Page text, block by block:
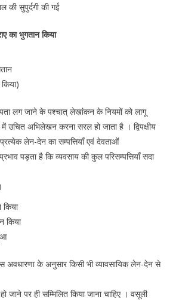
की सुपुर्दगी की गई
का भुगतान किया
लग जाने के पश्चात् लेखांकन के नियमों को लागू
उचित अभिलेखन करना सरल हो जाता है । द्विपक्षीय
लेन-देन का सम्पत्तियाँ एवं देवताओं
पड़ता है कि व्यवसाय की कुल परिसम्पत्तियाँ सदा
किया
अवधारणा के अनुसार किसी भी व्यावसायिक लेन-देन से
पर ही सम्मिलित किया जाना चाहिए । वसूली